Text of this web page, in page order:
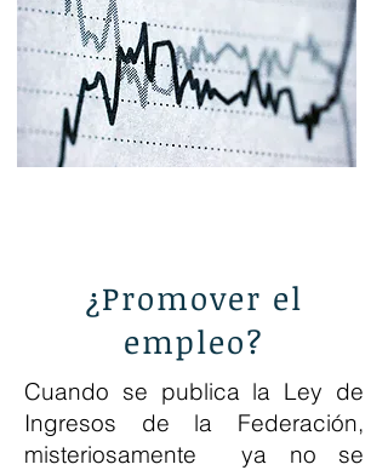
¿Promover el
empleo?
Cuando se publica la Ley de
Ingresos de la Federación,
misteriosamente ya no se